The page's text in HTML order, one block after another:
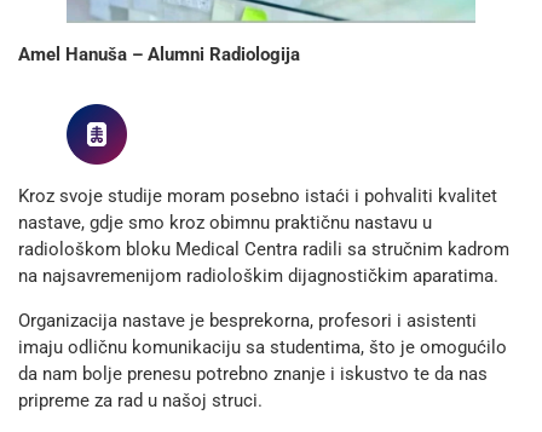
Amel Hanuša – Alumni Radiologija
Kroz svoje studije moram posebno istaći i pohvaliti kvalitet
nastave, gdje smo kroz obimnu praktičnu nastavu u
radiološkom bloku Medical Centra radili sa stručnim kadrom
na najsavremenijom radiološkim dijagnostičkim aparatima.
Organizacija nastave je besprekorna, profesori i asistenti
imaju odličnu komunikaciju sa studentima, što je omogućilo
da nam bolje prenesu potrebno znanje i iskustvo te da nas
pripreme za rad u našoj struci.